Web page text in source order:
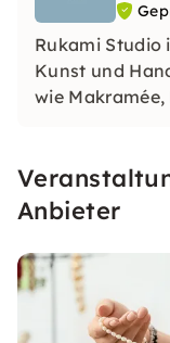
Rukami Studio
Kunst und
wie
individuelle
für besondere
Anbieter